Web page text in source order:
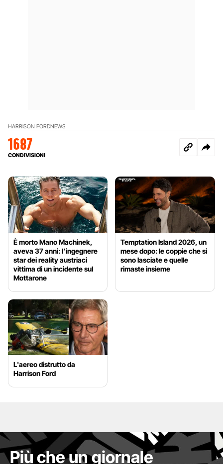
HARRISON FORDNEWS
1687
CONDIVISIONI
È morto Mano Machinek,
aveva 37 anni: l’ingegnere
star dei reality austriaci
vittima di un incidente sul
Mottarone
Temptation Island 2026, un
mese dopo: le coppie che si
sono lasciate e quelle
rimaste insieme
L'aereo distrutto da
Harrison Ford
Più che un giornale